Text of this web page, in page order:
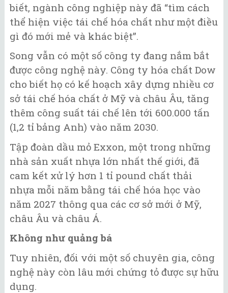
biết, ngành công nghiệp này đã “tìm cách
thể hiện việc tái chế hóa chất như một điều
gì đó mới mẻ và khác biệt”.
Song vẫn có một số công ty đang nắm bắt
được công nghệ này. Công ty hóa chất Dow
cho biết họ có kế hoạch xây dựng nhiều cơ
sở tái chế hóa chất ở Mỹ và châu Âu, tăng
thêm công suất tái chế lên tới 600.000 tấn
(1,2 tỉ bảng Anh) vào năm 2030.
Tập đoàn dầu mỏ Exxon, một trong những
nhà sản xuất nhựa lớn nhất thế giới, đã
cam kết xử lý hơn 1 tỉ pound chất thải
nhựa mỗi năm bằng tái chế hóa học vào
năm 2027 thông qua các cơ sở mới ở Mỹ,
châu Âu và châu Á.
Không như quảng bá
Tuy nhiên, đối với một số chuyên gia, công
nghệ này còn lâu mới chứng tỏ được sự hữu
dụng.